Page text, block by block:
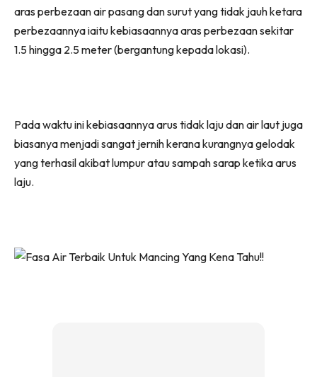
aras perbezaan air pasang dan surut yang tidak jauh ketara
perbezaannya iaitu kebiasaannya aras perbezaan sekitar
1.5 hingga 2.5 meter (bergantung kepada lokasi).
Pada waktu ini kebiasaannya arus tidak laju dan air laut juga
biasanya menjadi sangat jernih kerana kurangnya gelodak
yang terhasil akibat lumpur atau sampah sarap ketika arus
laju.